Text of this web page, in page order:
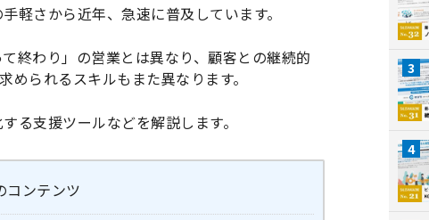
軽さから近年、急速に普及しています。
終わり」の営業とは異なり、顧客との継続的
られるスキルもまた異なります。
る支援ツールなどを解説します。
コンテンツ